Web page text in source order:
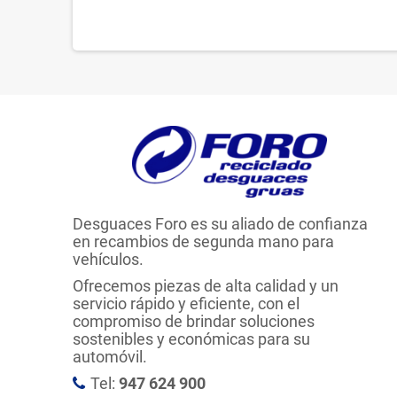
Desguaces Foro es su aliado de confianza
en recambios de segunda mano para
vehículos.
Ofrecemos piezas de alta calidad y un
servicio rápido y eficiente, con el
compromiso de brindar soluciones
sostenibles y económicas para su
automóvil.
Tel: 947 624 900